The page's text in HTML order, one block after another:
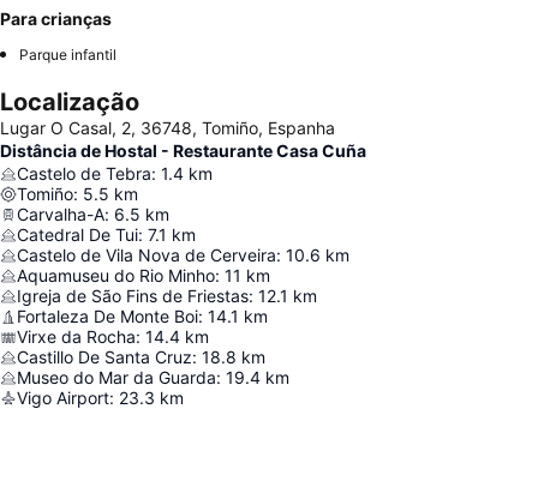
Para crianças
Parque infantil
Localização
Lugar O Casal, 2, 36748, Tomiño, Espanha
Distância de Hostal - Restaurante Casa Cuña
Castelo de Tebra: 1.4 km
Tomiño: 5.5 km
Carvalha-A: 6.5 km
Catedral De Tui: 7.1 km
Castelo de Vila Nova de Cerveira: 10.6 km
Aquamuseu do Rio Minho: 11 km
Igreja de São Fins de Friestas: 12.1 km
Fortaleza De Monte Boi: 14.1 km
Virxe da Rocha: 14.4 km
Castillo De Santa Cruz: 18.8 km
Museo do Mar da Guarda: 19.4 km
Vigo Airport: 23.3 km